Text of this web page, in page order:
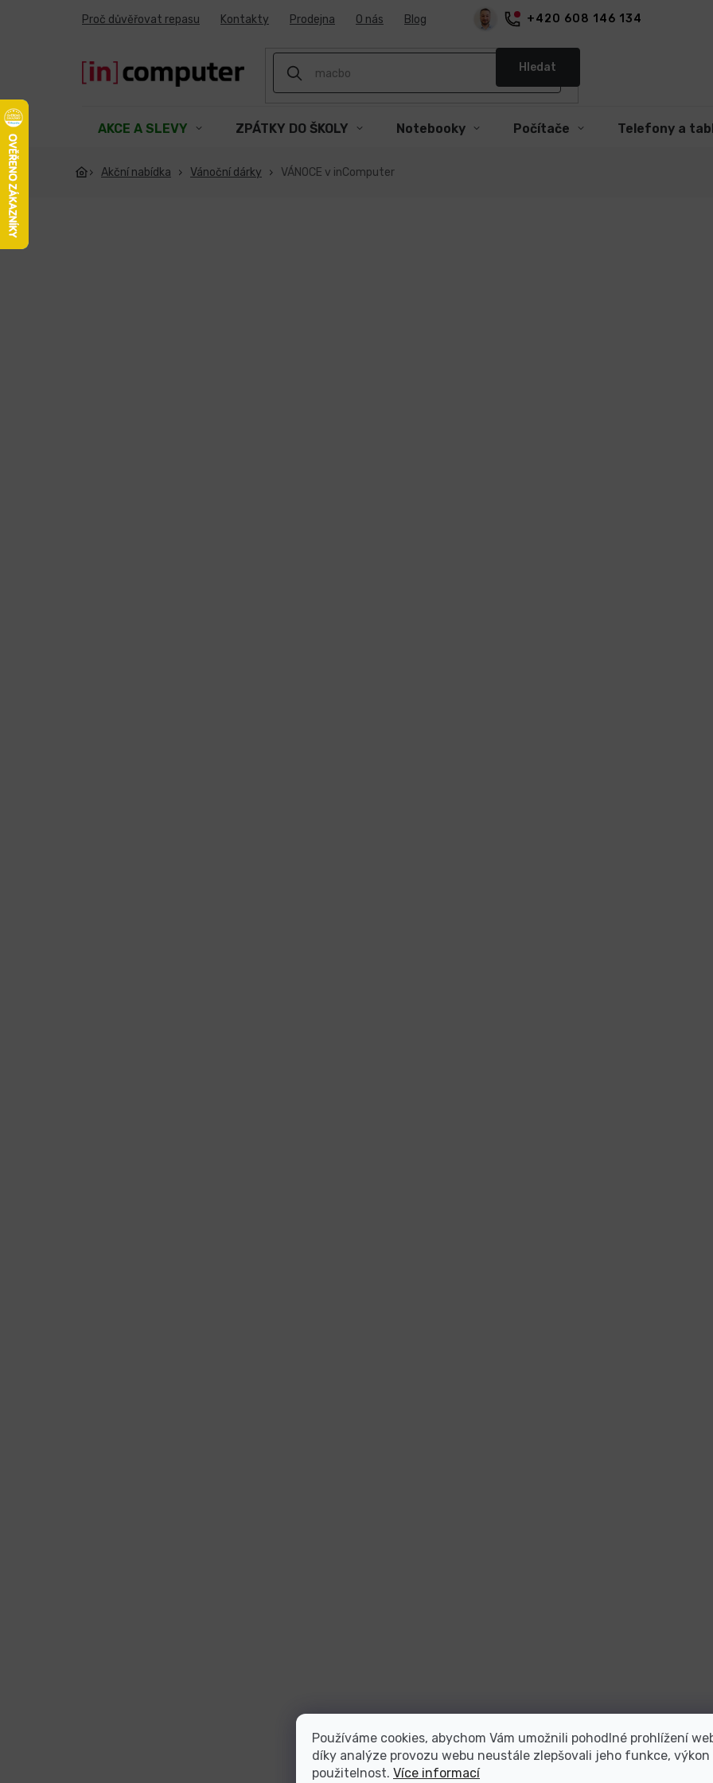
Používáme cookies, abychom Vám umožnili pohodlné prohlížení
díky analýze provozu webu neustále zlepšovali jeho funkce, výkon
použitelnost. Více informací
+420 608 146 134
Proč důvěřovat repasu Kontakty Prodejna O nás Blog
Hledat
AKCE A SLEVY ZPÁTKY DO ŠKOLY Notebooky Počítače Telefony a
Akční nabídka Vánoční dárky VÁNOCE v inComputer